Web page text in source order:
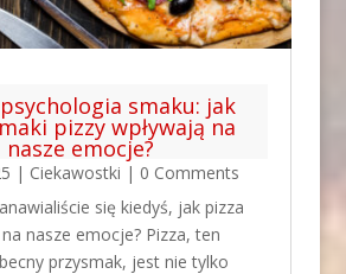
smaku: jak
pizzy wpływają na
nasze emocje?
| Ciekawostki | 0 Comments
się kiedyś, jak pizza
na nasze emocje? Pizza, ten
przysmak, jest nie tylko